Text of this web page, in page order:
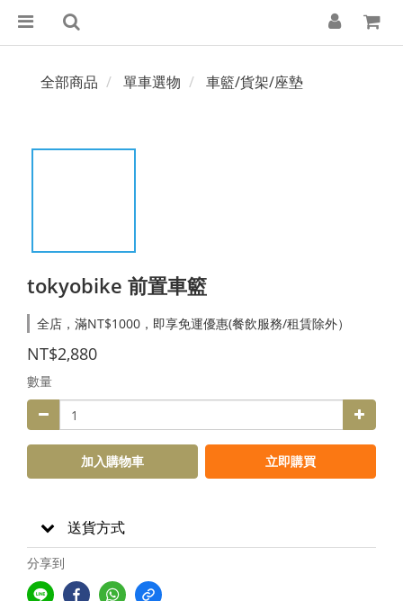
全部商品 單車選物 車籃/貨架/座墊
tokyobike 前置車籃
全店，滿NT$1000，即享免運優惠(餐飲服務/租賃除外）
NT$2,880
數量
加入購物車 立即購買
送貨方式
分享到